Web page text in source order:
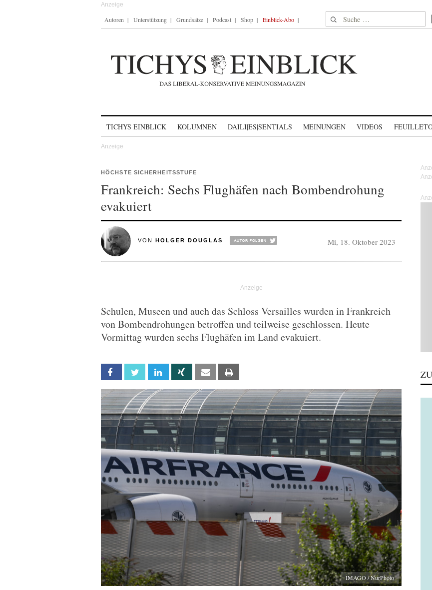
Autoren Unterstützung Grundsätze Podcast Shop Einblick-Abo Suche nach:
TICHYS EINBLICK KOLUMNEN DAILI|ES|SENTIALS MEINUNGEN VIDEOS
HÖCHSTE SICHERHEITSSTUFE
Frankreich: Sechs Flughäfen nach Bombendrohung
evakuiert
VON HOLGER DOUGLAS Mi, 18. Oktober 2023
Schulen, Museen und auch das Schloss Versailles wurden in Frankreich
von Bombendrohungen betroffen und teilweise geschlossen. Heute
Vormittag wurden sechs Flughäfen im Land evakuiert.
Facebook Twitter Linkedin Xing Email
IMAGO / NurPhoto